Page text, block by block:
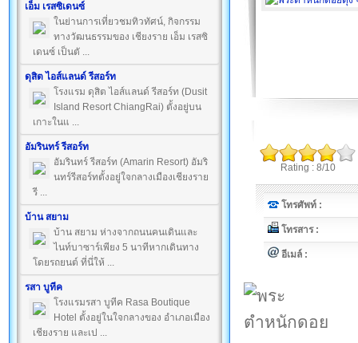
เอ็ม เรสซิเดนซ์
ในย่านการเที่ยวชมทิวทัศน์, กิจกรรม
ทางวัฒนธรรมของ เชียงราย เอ็ม เรสซิ
เดนซ์ เป็นตั ...
ดุสิต ไอส์แลนด์ รีสอร์ท
โรงแรม ดุสิต ไอส์แลนด์ รีสอร์ท (Dusit
Island Resort ChiangRai) ตั้งอยู่บน
เกาะในแ ...
อัมรินทร์ รีสอร์ท
อัมรินทร์ รีสอร์ท (Amarin Resort) อัมริ
นทร์รีสอร์ทตั้งอยู่ใจกลางเมืองเชียงราย
รี ...
บ้าน สยาม
บ้าน สยาม ห่างจากถนนคนเดินและ
ไนท์บาซาร์เพียง 5 นาทีหากเดินทาง
โดยรถยนต์ ที่นี่ให้ ...
รสา บูทีค
โรงแรมรสา บูทีค Rasa Boutique
Hotel ตั้งอยู่ในใจกลางของ อำเภอเมือง
เชียงราย และเป ...
Rating : 8/10
โทรศัพท์ :
โทรสาร :
อีเมล์ :